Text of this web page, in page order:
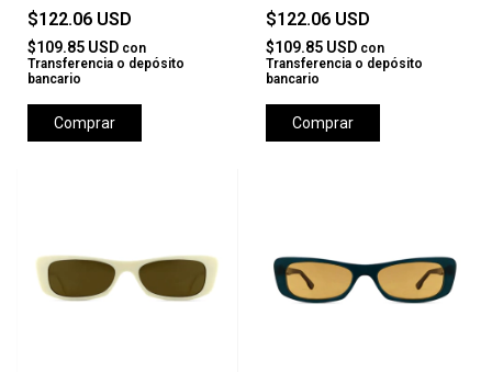
$122.06 USD
$109.85 USD con
Transferencia o depósito
bancario
Comprar
$122.06 USD
$109.85 USD con
Transferencia o depósito
bancario
Comprar